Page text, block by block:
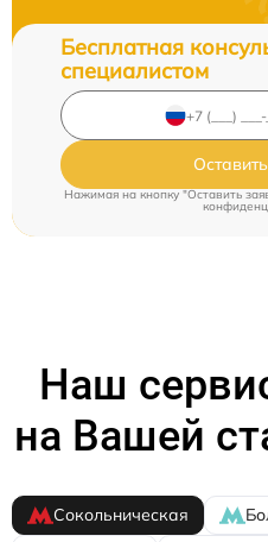
Бесплатная
специалистом
Нажимая на кнопку "Оставить
Наш
на Вашей
Сокольническая